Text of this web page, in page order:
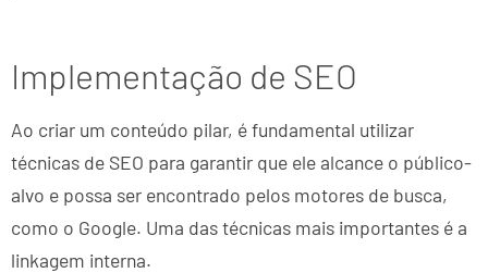
Implementação de SEO
Ao criar um conteúdo pilar, é fundamental utilizar
técnicas de SEO para garantir que ele alcance o público-
alvo e possa ser encontrado pelos motores de busca,
como o Google. Uma das técnicas mais importantes é a
linkagem interna.